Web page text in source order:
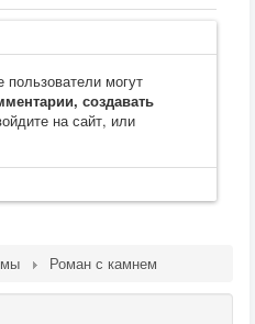
пользователи могут
создавать
на сайт, или
Роман с камнем